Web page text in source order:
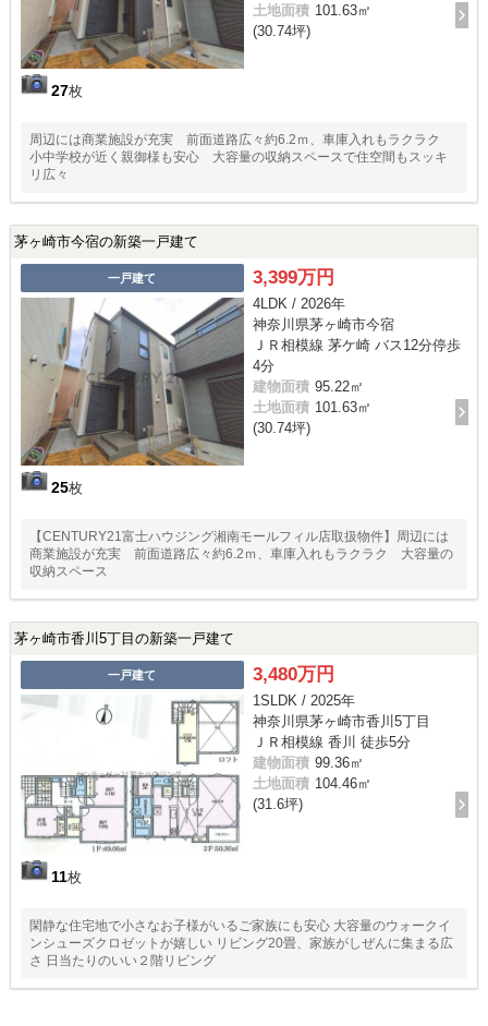
27枚
土地面積 101.63㎡
(30.74坪)
周辺には商業施設が充実 前面道路広々約6.2ｍ、車庫入れもラクラク
小中学校が近く親御様も安心 大容量の収納スペースで住空間もスッキ
リ広々
茅ヶ崎市今宿の新築一戸建て
一戸建て
25枚
3,399万円
4LDK / 2026年
神奈川県茅ヶ崎市今宿
ＪＲ相模線 茅ケ崎 バス12分停歩
4分
建物面積 95.22㎡
土地面積 101.63㎡
(30.74坪)
【CENTURY21富士ハウジング湘南モールフィル店取扱物件】周辺には
商業施設が充実 前面道路広々約6.2ｍ、車庫入れもラクラク 大容量の
収納スペース
茅ヶ崎市香川5丁目の新築一戸建て
一戸建て
11枚
3,480万円
1SLDK / 2025年
神奈川県茅ヶ崎市香川5丁目
ＪＲ相模線 香川 徒歩5分
建物面積 99.36㎡
土地面積 104.46㎡
(31.6坪)
閑静な住宅地で小さなお子様がいるご家族にも安心 大容量のウォークイ
ンシューズクロゼットが嬉しい リビング20畳、家族がしぜんに集まる広
さ 日当たりのいい２階リビング